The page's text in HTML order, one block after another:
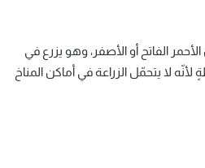
الفاتح أو الأصفر، وهو يزرع في
لا يتحمّل الزراعة في أماكن المناخ